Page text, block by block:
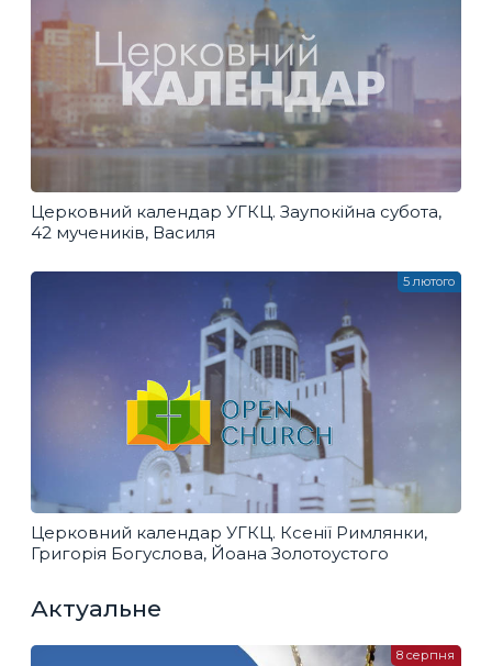
Церковний календар УГКЦ. Заупокійна субота,
42 мучеників, Василя
Церковний календар УГКЦ. Ксенії Римлянки,
Григорія Богуслова, Йоана Золотоустого
5 лютого
Актуальне
8 серпня